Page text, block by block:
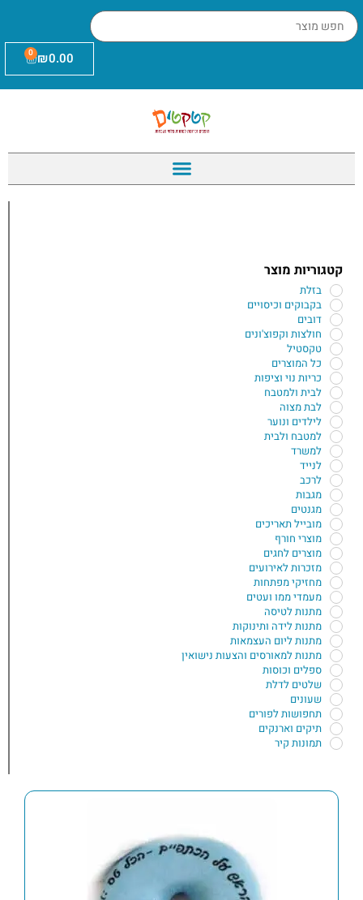
₪0.00
0
קטגוריות מוצר
בזלת
בקבוקים וכיסויים
דובים
חולצות וקפוצ'ונים
טקסטיל
כל המוצרים
כריות נוי וציפות
לבית ולמטבח
לבת מצוה
לילדים ונוער
למטבח ולבית
למשרד
לנייד
לרכב
מגבות
מגנטים
מובייל תאריכים
מוצרי חורף
מוצרים לחגים
מזכרות לאירועים
מחזיקי מפתחות
מעמדי ממו ועטים
מתנות לטיסה
מתנות לידה ותינוקות
מתנות ליום העצמאות
מתנות למאורסים והצעות נישואין
ספלים וכוסות
שלטים לדלת
שעונים
תחפושות לפורים
תיקים וארנקים
תמונות קיר